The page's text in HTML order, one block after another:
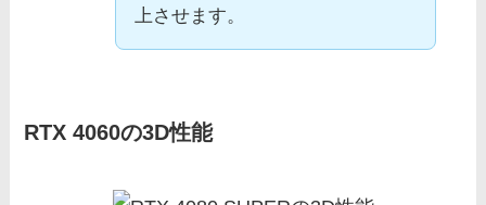
上させます。
RTX 4060の3D性能